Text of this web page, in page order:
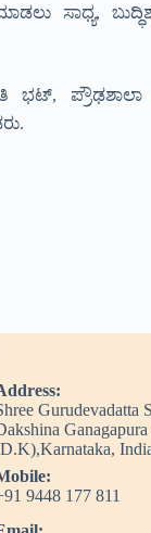
ಸಾಧ್ಯ,
ಭಟ್,
Gurudevadatta
9448 177 811